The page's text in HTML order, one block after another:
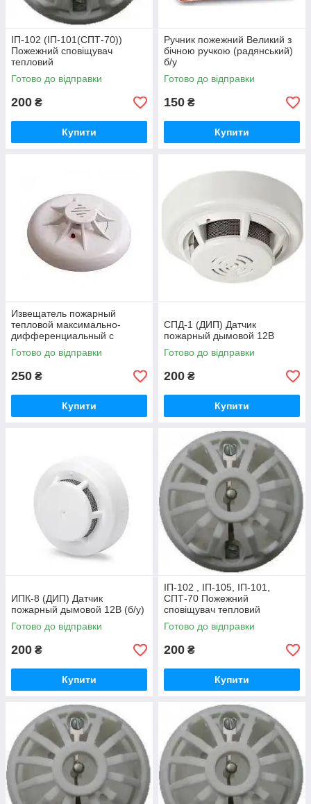
ІП-102 (ІП-101(СПТ-70))
Пожежний сповіщувач
тепловий
Готово до відправки
200 ₴
Купити
Ручник пожежний Великий з
бічною ручкою (радянський)
б/у
Готово до відправки
150 ₴
Купити
Извещатель пожарный
тепловой максимально-
дифференциальный с
индикацией дежурного
режима ТПТ-4
Готово до відправки
250 ₴
Купити
CПД-1 (ДИП) Датчик
пожарный дымовой 12В
Готово до відправки
200 ₴
Купити
ИПК-8 (ДИП) Датчик
пожарный дымовой 12В (б/у)
Готово до відправки
200 ₴
Купити
ІП-102 , ІП-105, ІП-101,
СПТ-70 Пожежний
сповіщувач тепловий
Готово до відправки
200 ₴
Купити